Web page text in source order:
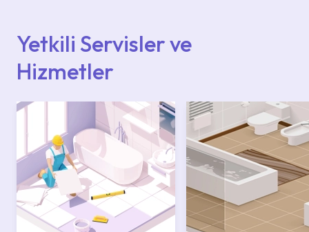
Yetkili Servisler ve
Hizmetler